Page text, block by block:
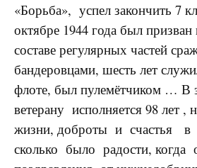
«Борьба», успел закончить 7
октябре 1944 года был
составе регулярных частей
бандеровцами, шесть лет
флоте, был пулемётчиком … В
ветерану исполняется 98 лет ,
жизни, доброты и счастья в
сколько было радости, когда